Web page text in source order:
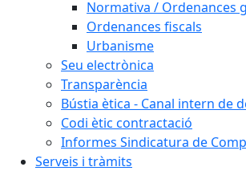
Normativa / Ordenances
Ordenances fiscals
Urbanisme
Seu electrònica
Transparència
Bústia ètica - Canal intern de
Codi ètic contractació
Informes Sindicatura de
Serveis i tràmits